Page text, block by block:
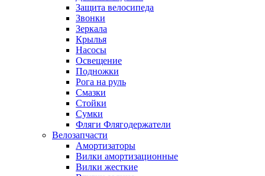
Защита велосипеда
Звонки
Зеркала
Крылья
Насосы
Освещение
Подножки
Рога на руль
Смазки
Стойки
Сумки
Фляги Флягодержатели
Велозапчасти
Амортизаторы
Вилки амортизационные
Вилки жесткие